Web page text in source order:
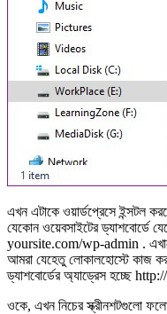
এখন এটাকে ওয়ার্ডপ্রেসে ইন্সটল
যেকোন ওয়েবসাইটের ড্যাশবোর্ডে
yoursite.com/wp-admin .
আমরা যেহেতু লোকালহোস্টে কাজ
ড্যাশবোর্ডের অ্যাড্রেস হচ্ছে
ওকে, এখন নিচের স্ক্রীনশটগুলো